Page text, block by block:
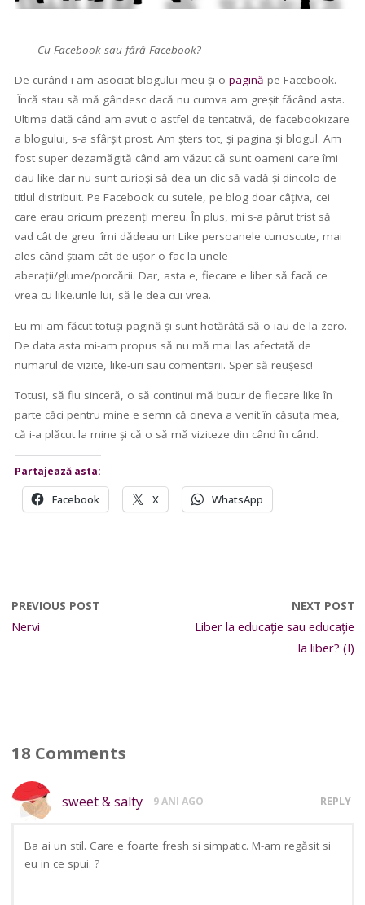
Cu Facebook sau fără Facebook?
De curând i-am asociat blogului meu și o pagină pe Facebook.
Încă stau să mă gândesc dacă nu cumva am greșit făcând asta.
Ultima dată când am avut o astfel de tentativă, de facebookizare
a blogului, s-a sfârșit prost. Am șters tot, și pagina și blogul. Am
fost super dezamăgită când am văzut că sunt oameni care îmi
dau like dar nu sunt curioși să dea un clic să vadă și dincolo de
titlul distribuit. Pe Facebook cu sutele, pe blog doar câțiva, cei
care erau oricum prezenți mereu. În plus, mi s-a părut trist să
vad cât de greu îmi dădeau un Like persoanele cunoscute, mai
ales când știam cât de ușor o fac la unele
aberații/glume/porcării. Dar, asta e, fiecare e liber să facă ce
vrea cu like.urile lui, să le dea cui vrea.
Eu mi-am făcut totuși pagină și sunt hotărâtă să o iau de la zero.
De data asta mi-am propus să nu mă mai las afectată de
numarul de vizite, like-uri sau comentarii. Sper să reușesc!
Totusi, să fiu sinceră, o să continui mă bucur de fiecare like în
parte căci pentru mine e semn că cineva a venit în căsuța mea,
că i-a plăcut la mine și că o să mă viziteze din când în când.
Partajează asta:
Facebook X WhatsApp
PREVIOUS POST
Nervi
NEXT POST
Liber la educație sau educație
la liber? (I)
18 Comments
sweet & salty 9 ANI AGO REPLY
Ba ai un stil. Care e foarte fresh si simpatic. M-am regăsit si
eu in ce spui. ?